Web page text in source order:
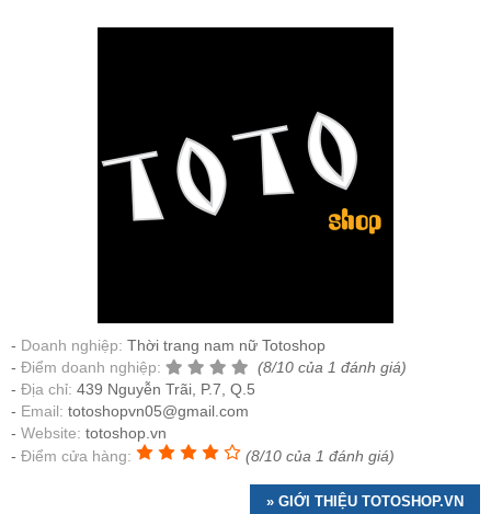
Doanh nghiệp: Thời trang nam nữ Totoshop
Điểm doanh nghiệp:
(8/10 của 1 đánh giá)
Địa chỉ: 439 Nguyễn Trãi, P.7, Q.5
Email: totoshopvn05@gmail.com
Website: totoshop.vn
Điểm cửa hàng:
(8/10 của 1 đánh giá)
» GIỚI THIỆU TOTOSHOP.VN